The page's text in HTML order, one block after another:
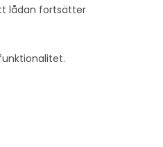
lådan fortsätter